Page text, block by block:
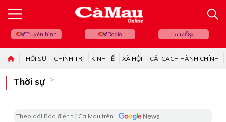
Truyền hình Radio ភាសាខ្មែរ
THỜI SỰ CHÍNH TRỊ KINH TẾ XÃ HỘI CẢI CÁCH HÀNH CHÍNH
Thời sự
Theo dõi Báo điện tử Cà Mau trên